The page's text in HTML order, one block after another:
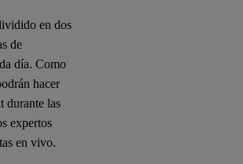
en dos
de
día. Como
hacer
durante las
expertos
en vivo.